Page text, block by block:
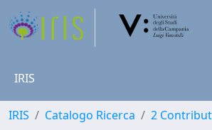
IRIS
IRIS Catalogo Ricerca 2